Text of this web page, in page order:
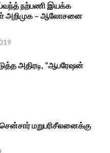
நற்பணி இயக்க
அறிமுக – ஆலோசனை
அதிரடி, “ஆபரேஷன்
சென்சார் மறுபரிசீலனைக்கு